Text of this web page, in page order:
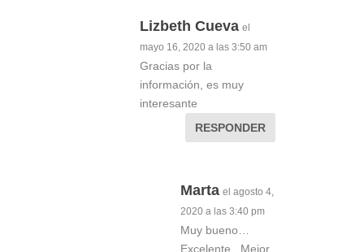
Lizbeth Cueva el
mayo 16, 2020 a las 3:50 am
Gracias por la
información, es muy
interesante
RESPONDER
Marta el agosto 4,
2020 a las 3:40 pm
Muy bueno…
Excelente.. Mejor